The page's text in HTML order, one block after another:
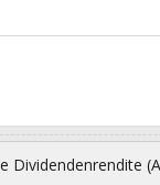
Dividendenrendite